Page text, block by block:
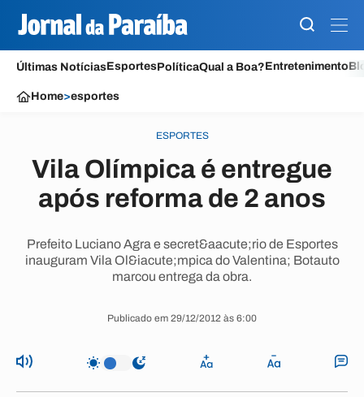
Últimas NotíciasEsportesPolíticaQual a Boa?Entretenimento
Home>esportes
ESPORTES
Vila Olímpica é entregue
após reforma de 2 anos
Prefeito Luciano Agra e secret&aacute;rio de Esportes
inauguram Vila Ol&iacute;mpica do Valentina; Botauto
marcou entrega da obra.
Publicado em 29/12/2012 às 6:00